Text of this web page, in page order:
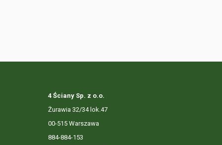
4 Ściany Sp. z o.o.
Żurawia 32/34 lok.47
00-515 Warszawa
884-884-153